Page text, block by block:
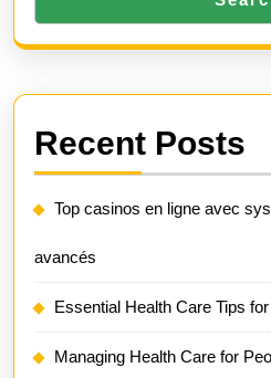
Recent Posts
Top casinos en ligne avec
avancés
Essential Health Care Tips
Managing Health Care for